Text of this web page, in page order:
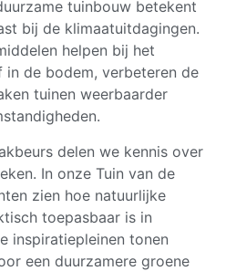
tuinbouw betekent
bij de klimaatuitdagingen.
helpen bij het
de bodem, verbeteren de
tuinen weerbaarder
delen we kennis over
In onze Tuin van de
zien hoe natuurlijke
toepasbaar is in
inspiratiepleinen tonen
een duurzamere groene